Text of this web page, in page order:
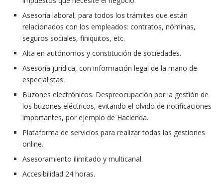
Asesoría laboral, para todos los trámites que están
relacionados con los empleados: contratos, nóminas,
seguros sociales, finiquitos, etc.
Alta en autónomos y constitución de sociedades.
Asesoría jurídica, con información legal de la mano de
especialistas.
Buzones electrónicos. Despreocupación por la gestión de
los buzones eléctricos, evitando el olvido de notificaciones
importantes, por ejemplo de Hacienda.
Plataforma de servicios para realizar todas las gestiones
online.
Asesoramiento ilimitado y multicanal.
Accesibilidad 24 horas.